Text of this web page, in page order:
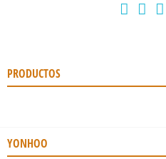
PRODUCTOS
YONHOO